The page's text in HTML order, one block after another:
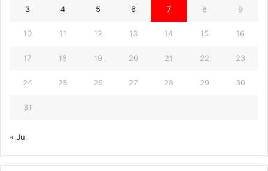
3 4 5 6 7 8 9
10 11 12 13 14 15 16
17 18 19 20 21 22 23
24 25 26 27 28 29 30
31
« Jul